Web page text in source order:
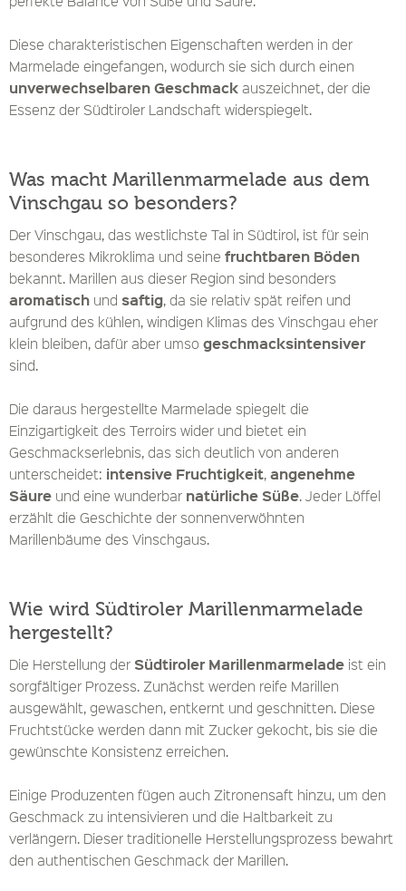
Diese charakteristischen Eigenschaften werden in der
Marmelade eingefangen, wodurch sie sich durch einen
unverwechselbaren Geschmack auszeichnet, der die
Essenz der Südtiroler Landschaft widerspiegelt.
Was macht Marillenmarmelade aus dem
Vinschgau so besonders?
Der Vinschgau, das westlichste Tal in Südtirol, ist für sein
besonderes Mikroklima und seine fruchtbaren Böden
bekannt. Marillen aus dieser Region sind besonders
aromatisch und saftig, da sie relativ spät reifen und
aufgrund des kühlen, windigen Klimas des Vinschgau eher
klein bleiben, dafür aber umso geschmacksintensiver
sind.
Die daraus hergestellte Marmelade spiegelt die
Einzigartigkeit des Terroirs wider und bietet ein
Geschmackserlebnis, das sich deutlich von anderen
unterscheidet: intensive Fruchtigkeit, angenehme
Säure und eine wunderbar natürliche Süße. Jeder Löffel
erzählt die Geschichte der sonnenverwöhnten
Marillenbäume des Vinschgaus.
Wie wird Südtiroler Marillenmarmelade
hergestellt?
Die Herstellung der Südtiroler Marillenmarmelade ist ein
sorgfältiger Prozess. Zunächst werden reife Marillen
ausgewählt, gewaschen, entkernt und geschnitten. Diese
Fruchtstücke werden dann mit Zucker gekocht, bis sie die
gewünschte Konsistenz erreichen.
Einige Produzenten fügen auch Zitronensaft hinzu, um den
Geschmack zu intensivieren und die Haltbarkeit zu
verlängern. Dieser traditionelle Herstellungsprozess bewahrt
den authentischen Geschmack der Marillen.